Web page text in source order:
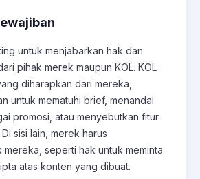
untuk menjabarkan hak dan
pihak merek maupun KOL. KOL
diharapkan dari mereka,
untuk mematuhi brief, menandai
promosi, atau menyebutkan fitur
sisi lain, merek harus
mereka, seperti hak untuk meminta
atas konten yang dibuat.